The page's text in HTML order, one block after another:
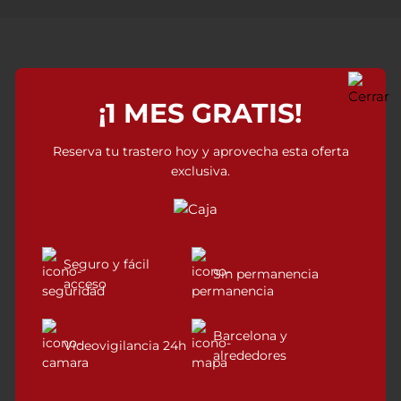
clientes?
placer. Su atención es personalizada y muy
Antonio Empresario, 45 años.
¡1 MES GRATIS!
Reserva tu trastero hoy y aprovecha esta oferta
exclusiva.
Seguro y fácil
acceso
Videovigilancia 24h
Sin permanencia
Barcelona y
alrededores